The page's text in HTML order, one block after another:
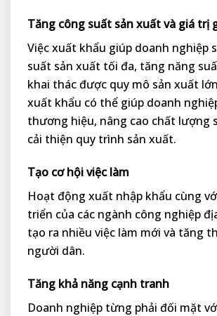
Tăng công suất sản xuất và giá trị
Việc xuất khẩu giúp doanh nghiệp
suất sản xuất tối đa, tăng năng
khai thác được quy mô sản xuất
xuất khẩu có thể giúp doanh
thương hiệu, nâng cao chất lượng
cải thiện quy trình sản xuất.
Tạo cơ hội việc làm
Hoạt động xuất nhập khẩu cùng
triển của các ngành công nghiệp
tạo ra nhiều việc làm mới và tăng
người dân.
Tăng khả năng cạnh tranh
Doanh nghiệp từng phải đối mặt